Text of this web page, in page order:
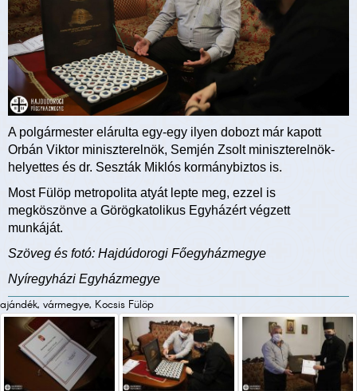
A polgármester elárulta egy-egy ilyen dobozt már kapott
Orbán Viktor miniszterelnök, Semjén Zsolt miniszterelnök-
helyettes és dr. Seszták Miklós kormánybiztos is.
Most Fülöp metropolita atyát lepte meg, ezzel is
megköszönve a Görögkatolikus Egyházért végzett
munkáját.
Szöveg és fotó: Hajdúdorogi Főegyházmegye
Nyíregyházi Egyházmegye
ajándék, vármegye, Kocsis Fülöp